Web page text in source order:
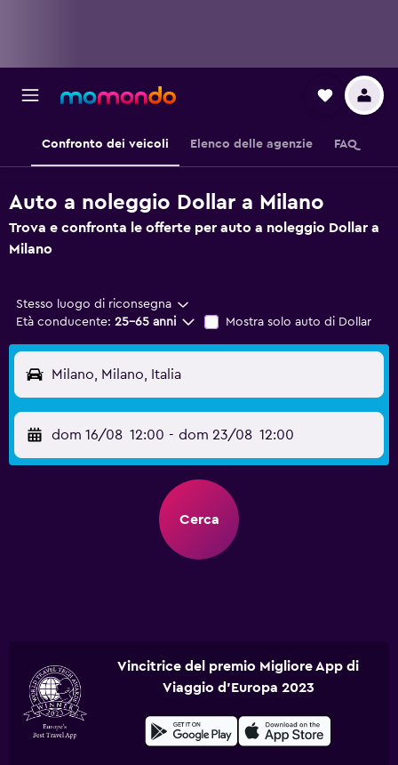
Confronto dei veicoli Elenco delle agenzie FAQ
Auto a noleggio Dollar a Milano
Trova e confronta le offerte per auto a noleggio Dollar a
Milano
Stesso luogo di riconsegna
Età conducente: 25-65 anni Mostra solo auto di Dollar
Milano, Milano, Italia
dom 16/08 12:00 - dom 23/08 12:00
Cerca
Vincitrice del premio Migliore App di
Viaggio d'Europa 2023